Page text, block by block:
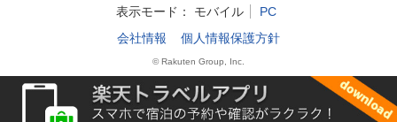
表示モード： モバイル
PC
会社情報
個人情報保護方針
© Rakuten Group, Inc.